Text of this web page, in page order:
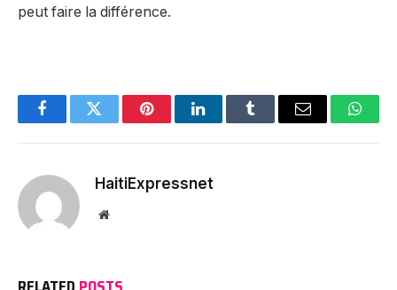
peut faire la différence.
FacebookTwitter PinterestLinkedInTumblr Email
HaitiExpressnet
Website